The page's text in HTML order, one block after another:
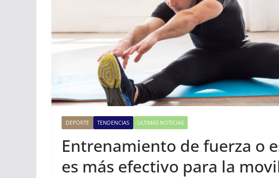
DEPORTE TENDENCIAS ULTIMAS NOTICIAS
Entrenamiento de fuerza o
es más efectivo para la